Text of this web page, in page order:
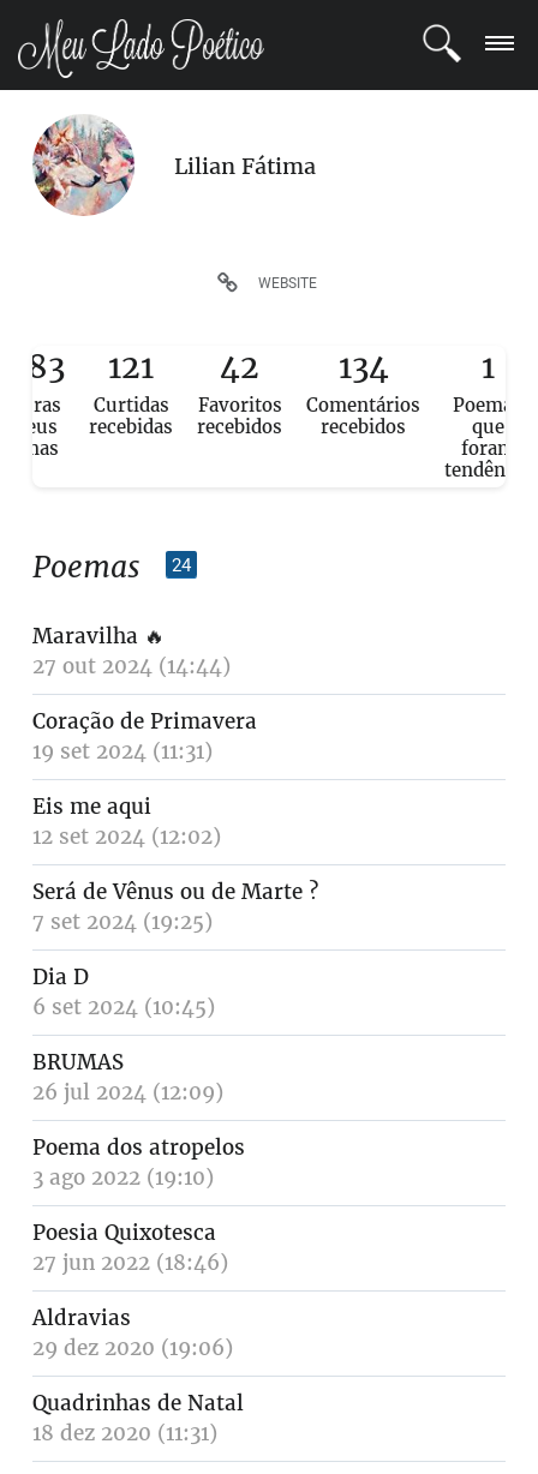
LOGIN
REGISTRO
COMUNIDADE
Lilian Fátima
WEBSITE
seus
121
Curtidas
recebidas
42
Favoritos
recebidos
134
Comentários
recebidos
1
Poemas
que
foram
tendência
Poemas 24
Maravilha 🔥
27 out 2024 (14:44)
Coração de Primavera
19 set 2024 (11:31)
Eis me aqui
12 set 2024 (12:02)
Será de Vênus ou de Marte ?
7 set 2024 (19:25)
Dia D
6 set 2024 (10:45)
BRUMAS
26 jul 2024 (12:09)
Poema dos atropelos
3 ago 2022 (19:10)
Poesia Quixotesca
27 jun 2022 (18:46)
Aldravias
29 dez 2020 (19:06)
Quadrinhas de Natal
18 dez 2020 (11:31)